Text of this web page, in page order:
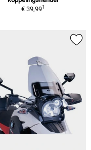
€ 39,991